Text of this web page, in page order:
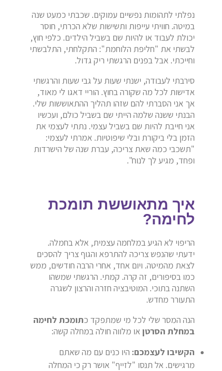
נפלתי לתהומות נפשיים עמוקים. שכבתי כמעט שנה
במיטה. חוויתי עייפות ותשישות שלא הכרתי, חוסר
יכולת לעבוד או להיות שם בשביל הילדים. כלפי חוץ,
לבשתי את "חליפת הלוחמת": התקלחתי, התלבשתי
וחייכתי. אבל בפנים הרגשתי ריק גדול.
סירבתי לעבודה, ישנתי שעות על גבי שעות והרגשתי
אדישות לכל מה שקורה בחוץ. הוריי דאגו לי מאוד,
אך אני הסברתי להם שזהו תהליך ההתאוששות שלי.
הבנתי ששנה שלמה הייתי שם בשביל כולם, ועכשיו
אני חייבת להיות שם בשביל עצמי. נתתי לעצמי את
הזמן בלי ביקורת ובלי שיפוטיות. אמרתי לעצמי:
"תשכבי כמה שאת צריכה, עברת שנה של הישרדות
ופחד, מגיע לך לנוח".
איך מתאוששת תומכת
לחימה?
הריפוי לא הגיע במלחמה עצמית, אלא בחמלה.
ידעתי שהנפש צריכה להתרפא והגוף צריך להסכים
לצאת מהמיטה. ויום אחד, אחרי הרבה חודשים, ממש
כמו בסיפורים, זה קרה. קמתי. הרגשתי שמשהו
השתנה בתוכי. המוטיבציה חזרה והרצון לשגרה
התעורר מחדש.
הנה המסר שלי לכל מי שמתפקד כתומכת לחימה
במחלת הסרטן או מלווה חולה במחלה קשה:
הקשיבו לעצמכם: היו כנים עם מה שאתם
מרגישים. אל תנסו "לזייף" אושר רק כי המחלה